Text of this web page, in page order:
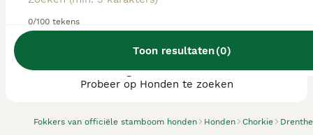
0/100 tekens
Toon resultaten(0)
Fokkers van officiële stamboom honden Honden Chorkie Drenthe
We hebben 0 Chorkie fokkers, Tynaarlo
gevonden.
Probeer op Honden te zoeken